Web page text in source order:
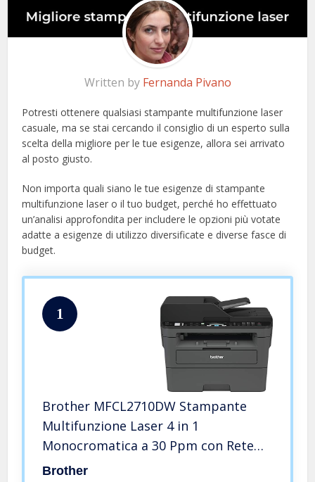
Written by Fernanda Pivano
Potresti ottenere qualsiasi stampante multifunzione laser
casuale, ma se stai cercando il consiglio di un esperto sulla
scelta della migliore per le tue esigenze, allora sei arrivato
al posto giusto.
Non importa quali siano le tue esigenze di stampante
multifunzione laser o il tuo budget, perché ho effettuato
un’analisi approfondita per includere le opzioni più votate
adatte a esigenze di utilizzo diversificate e diverse fasce di
budget.
1
Brother MFCL2710DW Stampante
Multifunzione Laser 4 in 1
Monocromatica a 30 Ppm con Rete
Cablata, Wi-Fi, Duplex in Stampa, Adf
Brother